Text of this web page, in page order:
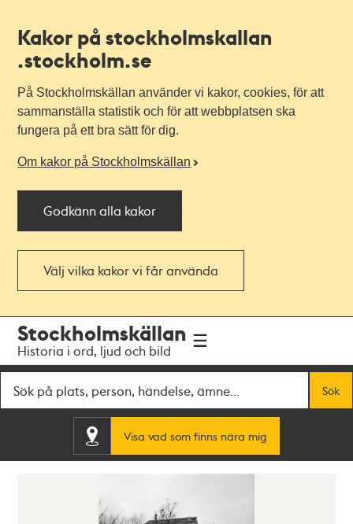
Kakor på stockholmskallan
.stockholm.se
På Stockholmskällan använder vi kakor, cookies, för att
sammanställa statistik och för att webbplatsen ska
fungera på ett bra sätt för dig.
Om kakor på Stockholmskällan
Godkänn alla kakor
Välj vilka kakor vi får använda
navigationen
huvudinnehållet
Stockholmskällan
Historia i ord, ljud och bild
Sök
Visa vad som finns nära mig